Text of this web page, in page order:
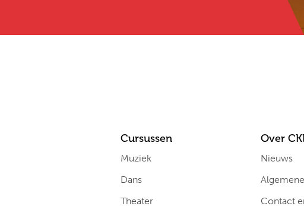
Cursussen
Muziek
Dans
Theater
Over
Nieuws
Contact